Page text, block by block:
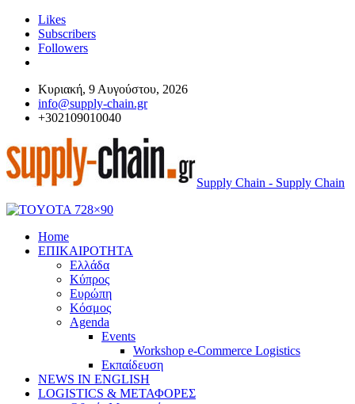
Likes
Subscribers
Followers
Κυριακή, 9 Αυγούστου, 2026
info@supply-chain.gr
+302109010040
Supply Chain - Supply Chain
Home
ΕΠΙΚΑΙΡΟΤΗΤΑ
Ελλάδα
Κύπρος
Ευρώπη
Κόσμος
Agenda
Events
Workshop e-Commerce Logistics
Εκπαίδευση
NEWS IN ENGLISH
LOGISTICS & ΜΕΤΑΦΟΡΕΣ